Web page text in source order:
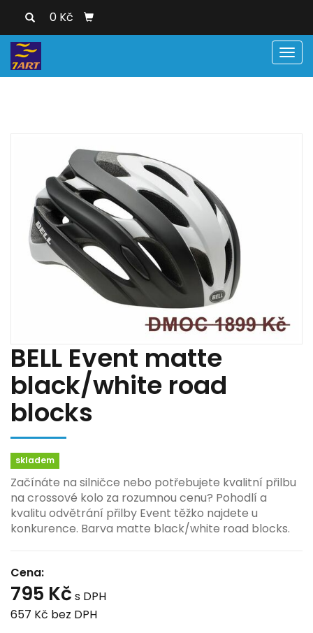
0 Kč
BELL Event matte
black/white road
blocks
skladem
Začínáte na silničce nebo potřebujete kvalitní přilbu
na crossové kolo za rozumnou cenu? Pohodlí a
kvalitu odvětrání přilby Event těžko najdete u
konkurence. Barva matte black/white road blocks.
Cena:
795 Kč s DPH
657 Kč bez DPH